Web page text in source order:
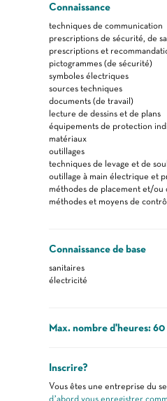
Connaissance
techniques de communication
prescriptions de sécurité, de
prescriptions et
pictogrammes (de sécurité)
symboles électriques
sources techniques
documents (de travail)
lecture de dessins et de plans
équipements de protection
matériaux
outillages
techniques de levage et de
outillage à main électrique et
méthodes de placement et/ou
méthodes et moyens de
Connaissance de base
sanitaires
électricité
Max. nombre d'heures: 60
Inscrire?
Vous êtes une entreprise du
d’abord vous enregistrer